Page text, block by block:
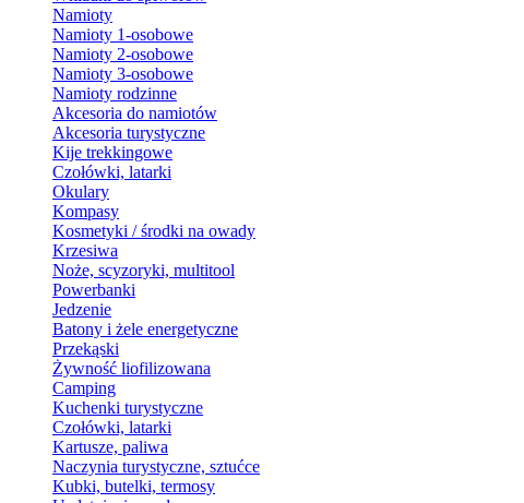
Namioty
Namioty 1-osobowe
Namioty 2-osobowe
Namioty 3-osobowe
Namioty rodzinne
Akcesoria do namiotów
Akcesoria turystyczne
Kije trekkingowe
Czołówki, latarki
Okulary
Kompasy
Kosmetyki / środki na owady
Krzesiwa
Noże, scyzoryki, multitool
Powerbanki
Jedzenie
Batony i żele energetyczne
Przekąski
Żywność liofilizowana
Camping
Kuchenki turystyczne
Czołówki, latarki
Kartusze, paliwa
Naczynia turystyczne, sztućce
Kubki, butelki, termosy